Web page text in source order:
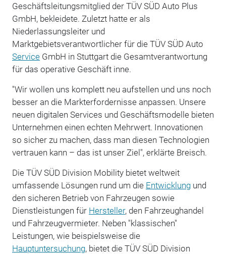
Geschäftsleitungsmitglied der TÜV SÜD Auto Plus
GmbH, bekleidete. Zuletzt hatte er als
Niederlassungsleiter und
Marktgebietsverantwortlicher für die TÜV SÜD Auto
ServiceGmbH in Stuttgart die Gesamtverantwortung
für das operative Geschäft inne.
"Wir wollen uns komplett neu aufstellen und uns noch
besser an die Markterfordernisse anpassen. Unsere
neuen digitalen Services und Geschäftsmodelle bieten
Unternehmen einen echten Mehrwert. Innovationen
so sicher zu machen, dass man diesen Technologien
vertrauen kann – das ist unser Ziel", erklärte Breisch.
Die TÜV SÜD Division Mobility bietet weltweit
umfassende Lösungen rund um die Entwicklungund
den sicheren Betrieb von Fahrzeugen sowie
Dienstleistungen für Hersteller, den Fahrzeughandel
und Fahrzeugvermieter. Neben "klassischen"
Leistungen, wie beispielsweise die
Hauptuntersuchung, bietet die TÜV SÜD Division